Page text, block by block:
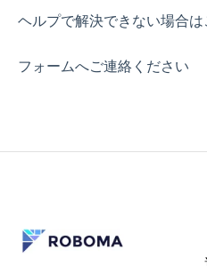
ヘルプで解決できない場合
フォームへご連絡ください